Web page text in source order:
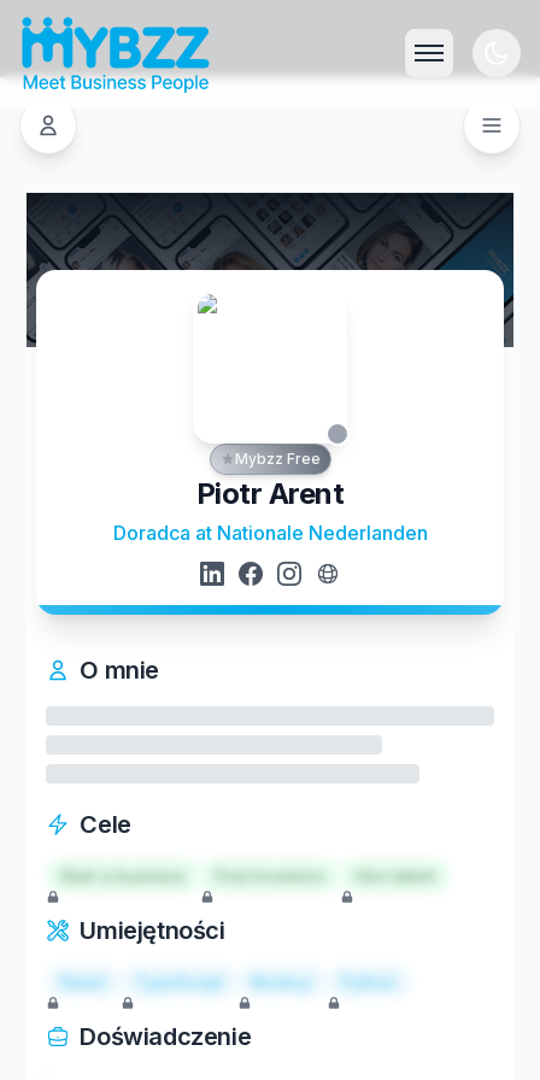
Mybzz Free
Piotr Arent
Doradca at Nationale Nederlanden
O mnie
Cele
Start a business Hire talent
Umiejętności
React TypeScript Node.js Python
Doświadczenie